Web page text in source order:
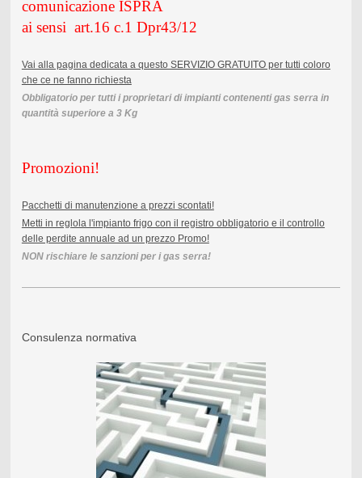
comunicazione ISPRA
ai sensi art.16 c.1 Dpr43/12
Vai alla pagina dedicata a questo SERVIZIO GRATUITO per tutti coloro
che ce ne fanno richiesta
Obbligatorio per tutti i proprietari di impianti contenenti gas serra in
quantità superiore a 3 Kg
Promozioni!
Pacchetti di manutenzione a prezzi scontati!
Metti in reglola l'impianto frigo con il registro obbligatorio e il controllo
delle perdite annuale ad un prezzo Promo!
NON rischiare le sanzioni per i gas serra!
Consulenza normativa